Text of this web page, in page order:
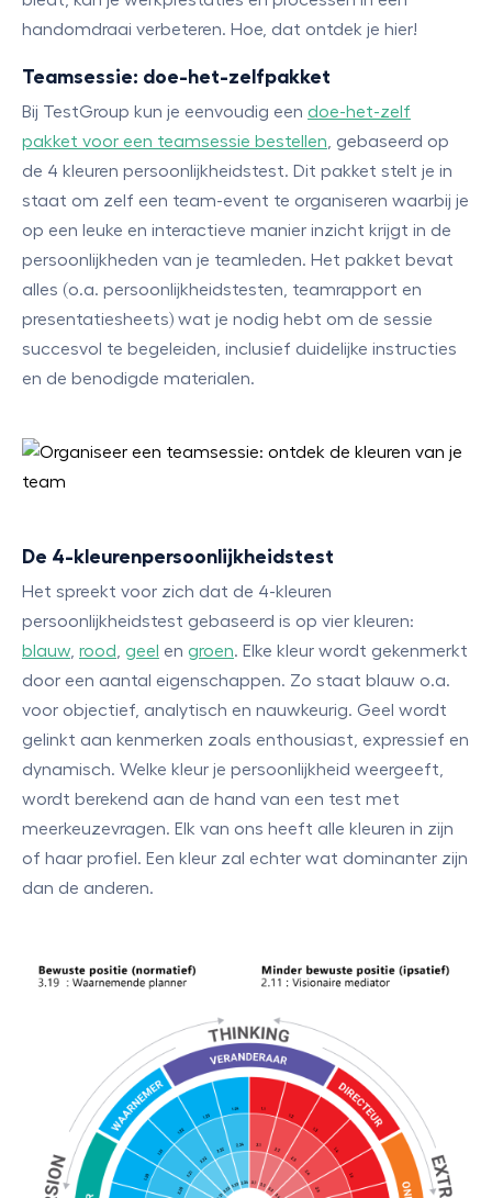
handomdraai verbeteren. Hoe, dat ontdek je hier!
Teamsessie: doe-het-zelfpakket
Bij TestGroup kun je eenvoudig een doe-het-zelf
pakket voor een teamsessie bestellen , gebaseerd op
de 4 kleuren persoonlijkheidstest. Dit pakket stelt je in
staat om zelf een team-event te organiseren waarbij je
op een leuke en interactieve manier inzicht krijgt in de
persoonlijkheden van je teamleden. Het pakket bevat
alles (o.a. persoonlijkheidstesten, teamrapport en
presentatiesheets) wat je nodig hebt om de sessie
succesvol te begeleiden, inclusief duidelijke instructies
en de benodigde materialen.
De 4-kleurenpersoonlijkheidstest
Het spreekt voor zich dat de 4-kleuren
persoonlijkheidstest gebaseerd is op vier kleuren:
blauw, rood geel en groen. Elke kleur wordt gekenmerkt
door een aantal eigenschappen. Zo staat blauw o.a.
voor objectief, analytisch en nauwkeurig. Geel wordt
gelinkt aan kenmerken zoals enthousiast, expressief en
dynamisch. Welke kleur je persoonlijkheid weergeeft,
wordt berekend aan de hand van een test met
meerkeuzevragen. Elk van ons heeft alle kleuren in zijn
of haar profiel. Een kleur zal echter wat dominanter zijn
dan de anderen.